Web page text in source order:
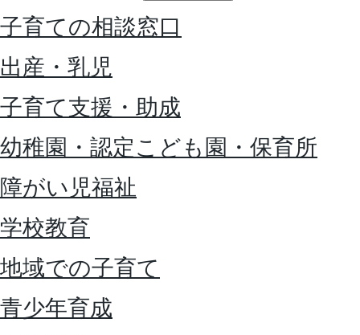
子育ての相談窓口
出産・乳児
子育て支援・助成
幼稚園・認定こども園・保育所
障がい児福祉
学校教育
地域での子育て
青少年育成